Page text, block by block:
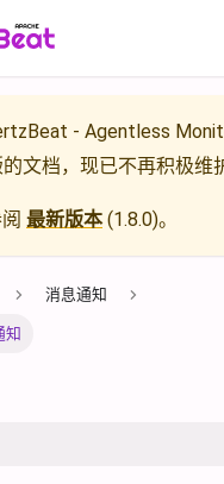
- Agentless
的文档，现已不再积极维
最新版本(1.8.0)。
消息通知
知